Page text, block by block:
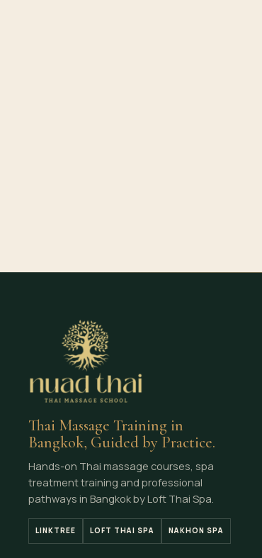
Thai Massage Training in
Bangkok, Guided by Practice.
Hands-on Thai massage courses, spa
treatment training and professional
pathways in Bangkok by Loft Thai Spa.
LINKTREE LOFT THAI SPA NAKHON SPA